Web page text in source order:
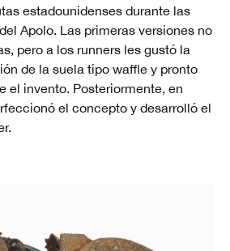
estadounidenses durante las
Apolo. Las primeras versiones no
pero a los runners les gustó la
de la suela tipo waffle y pronto
el invento. Posteriormente, en
el concepto y desarrolló el